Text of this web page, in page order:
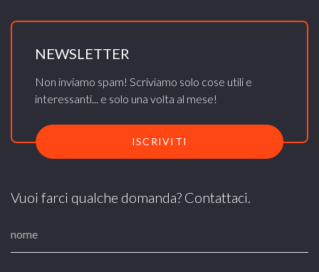
NEWSLETTER
Non inviamo spam! Scriviamo solo cose utili e
interessanti... e solo una volta al mese!
ISCRIVITI
Vuoi farci qualche domanda? Contattaci.